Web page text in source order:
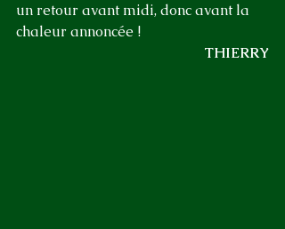
un retour avant midi, donc avant la
chaleur annoncée !
THIERRY